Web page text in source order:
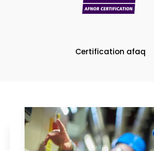
Certification afaq